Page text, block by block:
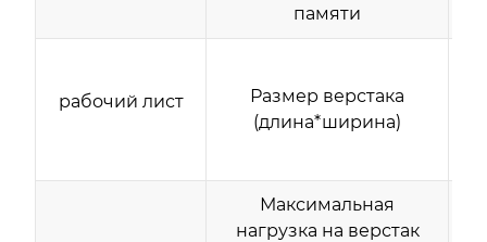
памяти
рабочий лист
Размер верстака
(длина*ширина)
Максимальная
нагрузка на верстак